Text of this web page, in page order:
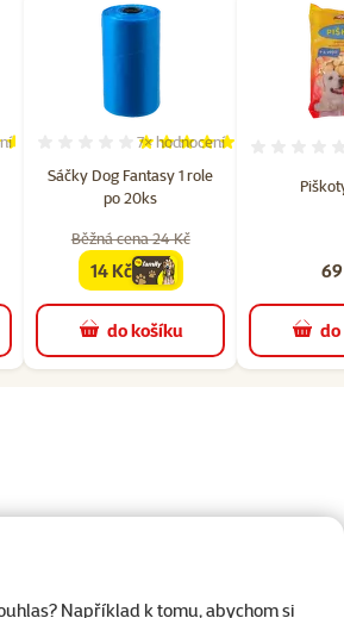
Například k tomu, abychom si
91%, počet hodnocení: 7
Sáčky Dog Fantasy 1 role
po 20ks
Hodnocení 97%, počet
7×hodnocení
Běžná cena 24 Kč
familycena
14 Kč
do košíku
Parametry